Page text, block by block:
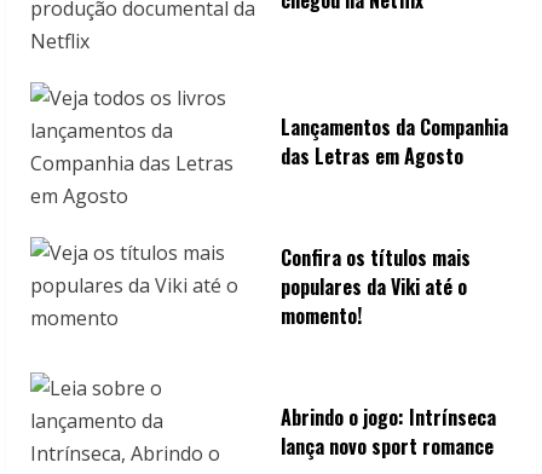
Lançamentos da Companhia
das Letras em Agosto
Confira os títulos mais
populares da Viki até o
momento!
Abrindo o jogo: Intrínseca
lança novo sport romance